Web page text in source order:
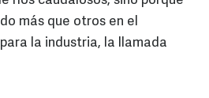
más que otros en el
la industria, la llamada